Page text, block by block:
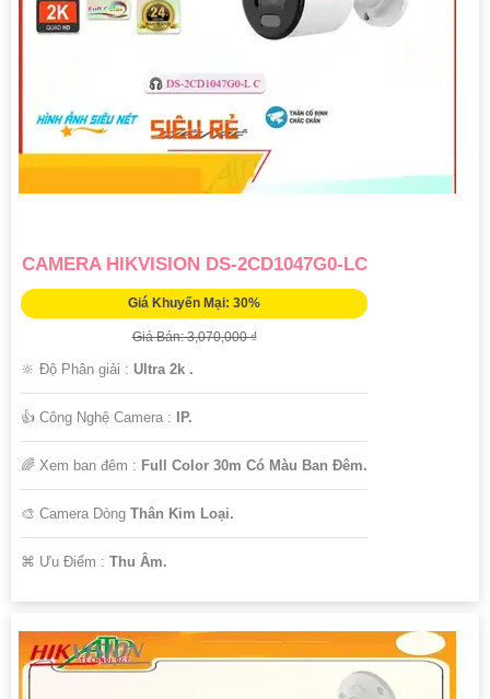
CAMERA HIKVISION DS-2CD1047G0-LC
Giá Khuyến Mại: 30%
Giá Bán: 3,070,000 ₫
🔆 Độ Phân giải : Ultra 2k .
👍 Công Nghệ Camera : IP.
🌈 Xem ban đêm : Full Color 30m Có Màu Ban Đêm.
🎨 Camera Dòng Thân Kim Loại.
️⌘ Ưu Điểm : Thu Âm.